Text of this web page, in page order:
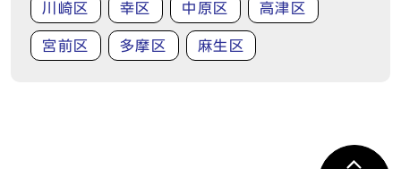
川崎区 幸区 中原区 高津区
宮前区 多摩区 麻生区